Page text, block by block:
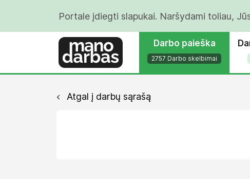
Portale įdiegti slapukai. Naršydami toliau,
Darbo paieška
2757 Darbo skelbimai
Atgal į darbų sąrašą